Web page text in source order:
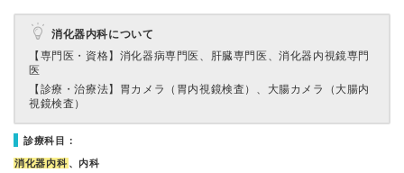
消化器内科について
【専門医・資格】 消化器病専門医、肝臓専門医、消化器内視鏡専門
医
【診療・治療法】 胃カメラ（胃内視鏡検査）、大腸カメラ（大腸内
視鏡検査）
診療科目：
消化器内科 、内科